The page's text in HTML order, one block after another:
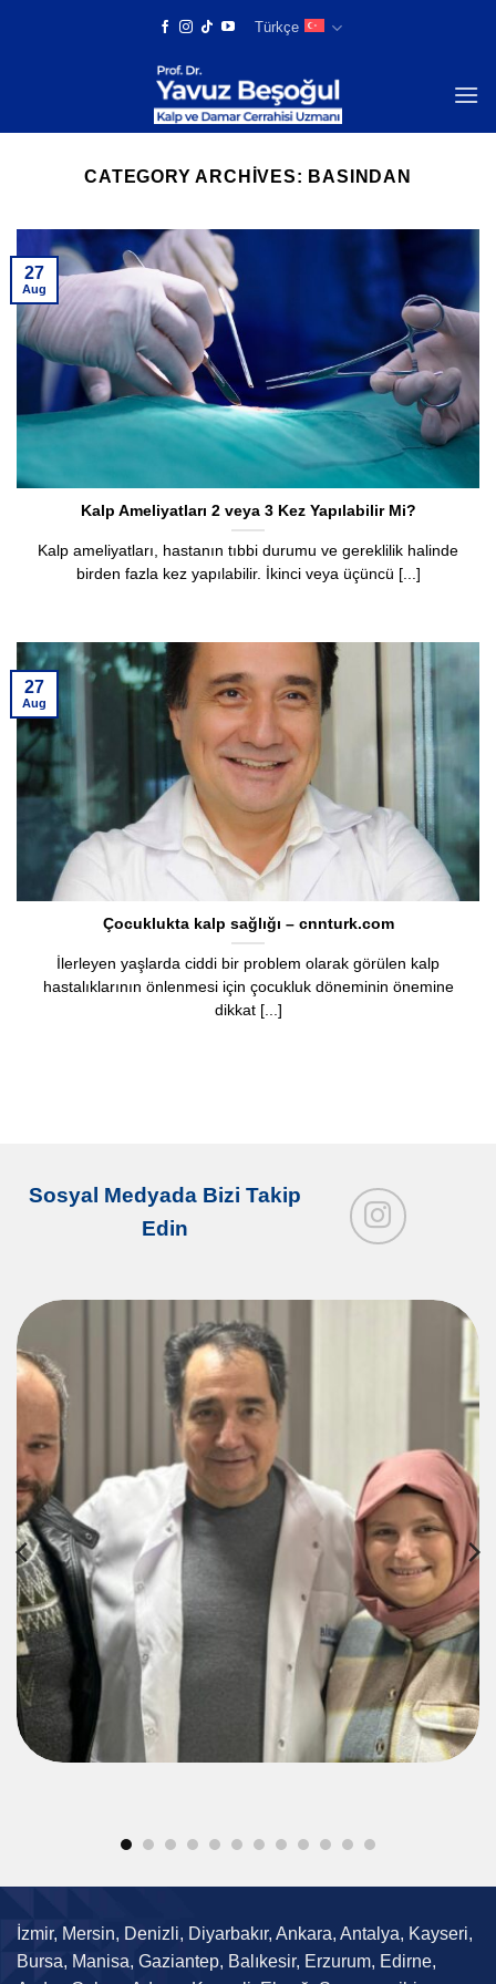
Türkçe
CATEGORY ARCHIVES: BASINDAN
Kalp Ameliyatları 2 veya 3 Kez Yapılabilir Mi?
Kalp ameliyatları, hastanın tıbbi durumu ve gereklilik halinde
birden fazla kez yapılabilir. İkinci veya üçüncü [...]
27
Aug
Çocuklukta kalp sağlığı – cnnturk.com
İlerleyen yaşlarda ciddi bir problem olarak görülen kalp
hastalıklarının önlenmesi için çocukluk döneminin önemine
dikkat [...]
27
Aug
Sosyal Medyada Bizi Takip
Edin
İzmir, Mersin, Denizli, Diyarbakır, Ankara, Antalya, Kayseri,
Bursa, Manisa, Gaziantep, Balıkesir, Erzurum, Edirne,